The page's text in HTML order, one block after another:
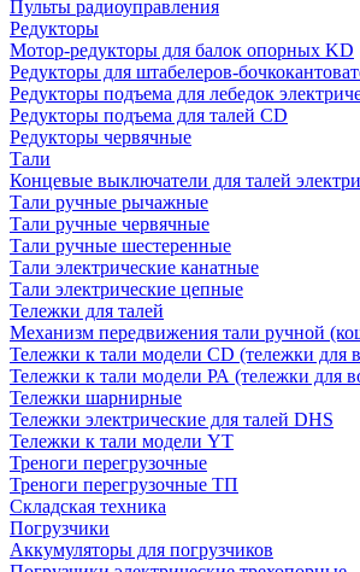
Пульты радиоуправления
Редукторы
Мотор-редукторы для балок опорных KD
Редукторы для штабелеров-
Редукторы подъема для лебедок
Редукторы подъема для талей CD
Редукторы червячные
Тали
Концевые выключатели для талей
Тали ручные рычажные
Тали ручные червячные
Тали ручные шестеренные
Тали электрические канатные
Тали электрические цепные
Тележки для талей
Механизм передвижения тали ручной
Тележки к тали модели CD (тележки для
Тележки к тали модели РА (тележки для
Тележки шарнирные
Тележки электрические для талей DHS
Тележки к тали модели YT
Треноги перегрузочные
Треноги перегрузочные ТП
Складская техника
Погрузчики
Аккумуляторы для погрузчиков